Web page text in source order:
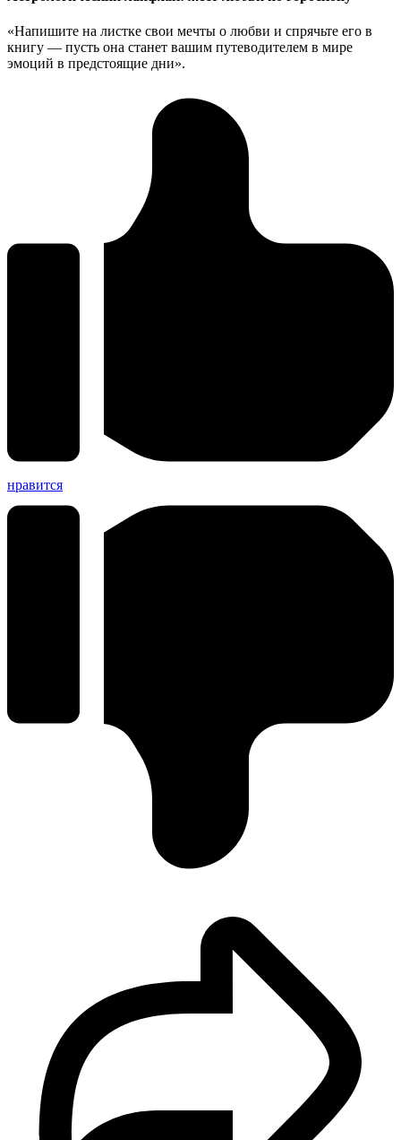
«Напишите на листке свои мечты о любви и спрячьте его в
книгу — пусть она станет вашим путеводителем в мире
эмоций в предстоящие дни».
нравится